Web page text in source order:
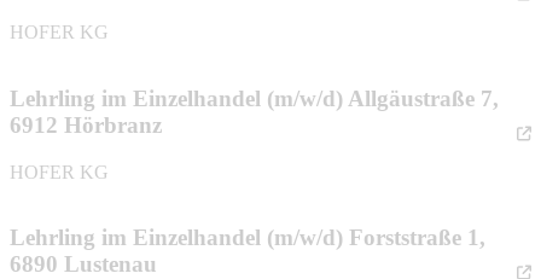
HOFER KG
Lehrling im Einzelhandel (m/w/d) Allgäustraße 7,
6912 Hörbranz
HOFER KG
Lehrling im Einzelhandel (m/w/d) Forststraße 1,
6890 Lustenau